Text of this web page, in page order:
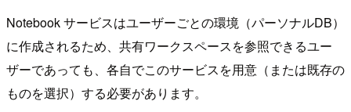
Notebook サービスはユーザーごとの環境（パーソナルDB）
に作成されるため、共有ワークスペースを参照できるユー
ザーであっても、各自でこのサービスを用意（または既存の
ものを選択）する必要があります。